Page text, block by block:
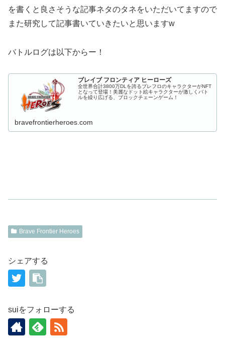
を書くと良さそうな記事ネタのタネをいただいてますので
また研究して記事書いていきたいと思いますw
バトルログは以下からー！
ブレイブ フロンティア ヒーローズ
全世界合計3800万DLを誇るブレフロのキャラクターがNFT
となって登場！美麗なドット絵キャラクターが激しくバト
ルを繰り広げる、ブロックチェーンゲーム！
bravefrontierheroes.com
Brave Frontier Heroes
シェアする
suiをフォローする